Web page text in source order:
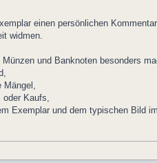
einen persönlichen
widmen.
und Banknoten besonders
Mängel,
oder Kaufs,
Exemplar und dem typischen Bild